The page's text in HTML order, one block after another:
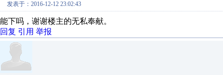
发表于：2016-12-12 23:02:43
能下吗，谢谢楼主的无私奉献。
回复 引用 举报